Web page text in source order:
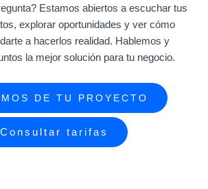
Estamos abiertos a escuchar tus
explorar oportunidades y ver cómo
a hacerlos realidad. Hablemos y
la mejor solución para tu negocio.
DE TU PROYECTO
Consultar tarifas